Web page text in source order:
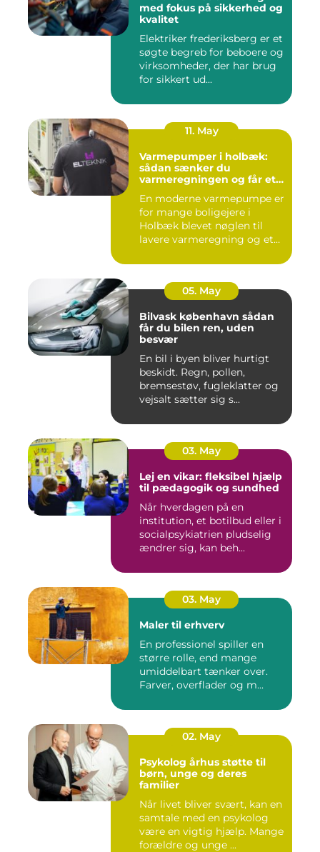
med fokus på sikkerhed og
kvalitet
Elektriker frederiksberg er et
søgte begreb for beboere og
virksomheder, der har brug
for sikkert ud...
11. May
Varmepumper i holbæk:
sådan sænker du
varmeregningen og får et
En moderne varmepumpe er
for mange boligejere i
Holbæk blevet nøglen til
lavere varmeregning og et
05. May
Bilvask københavn sådan
får du bilen ren, uden
besvær
En bil i byen bliver hurtigt
beskidt. Regn, pollen,
bremsestøv, fugleklatter og
vejsalt sætter sig s...
03. May
Lej en vikar: fleksibel hjælp
til pædagogik og sundhed
Når hverdagen på en
institution, et botilbud eller i
socialpsykiatrien pludselig
ændrer sig, kan beh...
03. May
Maler til erhverv
En professionel spiller en
større rolle, end mange
umiddelbart tænker over.
Farver, overflader og m...
02. May
Psykolog århus støtte til
børn, unge og deres
familier
Når livet bliver svært, kan en
samtale med en psykolog
være en vigtig hjælp. Mange
forældre og unge ...